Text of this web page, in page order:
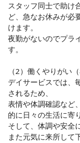
スタッフ同士で助け
ど、急なお休みが必
けます。
夜勤がないのでプラ
す。
（2）働くやりがい
デイサービスでは、
されるため、
表情や体調確認など
的に日々の生活に寄
そして、体調や安全
また元気に来所して